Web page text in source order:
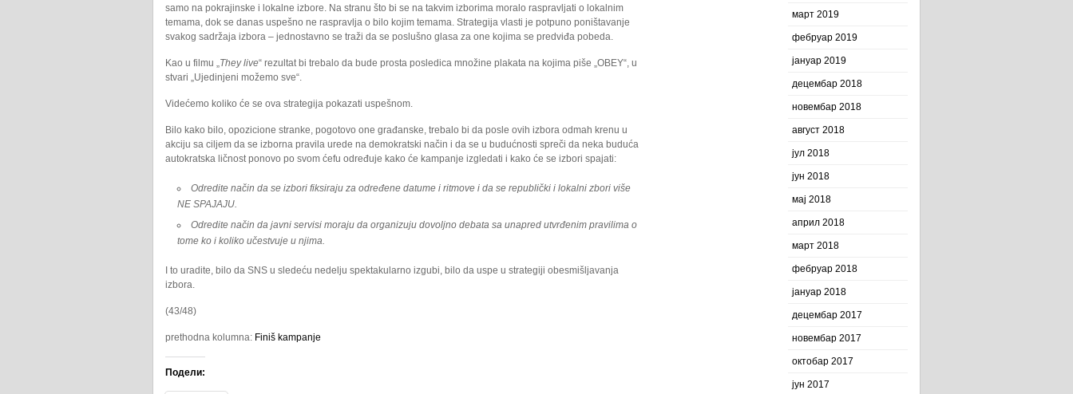
samo na pokrajinske i lokalne izbore. Na stranu što bi se na takvim izborima moralo raspravljati o lokalnim
temama, dok se danas uspešno ne raspravlja o bilo kojim temama. Strategija vlasti je potpuno poništavanje
svakog sadržaja izbora – jednostavno se traži da se poslušno glasa za one kojima se predviđa pobeda.
Kao u filmu „They live“ rezultat bi trebalo da bude prosta posledica množine plakata na kojima piše „OBEY“, u
stvari „Ujedinjeni možemo sve“.
Videćemo koliko će se ova strategija pokazati uspešnom.
Bilo kako bilo, opozicione stranke, pogotovo one građanske, trebalo bi da posle ovih izbora odmah krenu u
akciju sa ciljem da se izborna pravila urede na demokratski način i da se u budućnosti spreči da neka buduća
autokratska ličnost ponovo po svom ćefu određuje kako će kampanje izgledati i kako će se izbori spajati:
Odredite način da se izbori fiksiraju za određene datume i ritmove i da se republički i lokalni zbori više
NE SPAJAJU.
Odredite način da javni servisi moraju da organizuju dovoljno debata sa unapred utvrđenim pravilima o
tome ko i koliko učestvuje u njima.
I to uradite, bilo da SNS u sledeću nedelju spektakularno izgubi, bilo da uspe u strategiji obesmišljavanja
izbora.
(43/48)
prethodna kolumna: Finiš kampanje
Подели:
март 2019
фебруар 2019
јануар 2019
децембар 2018
новембар 2018
август 2018
јул 2018
јун 2018
мај 2018
април 2018
март 2018
фебруар 2018
јануар 2018
децембар 2017
новембар 2017
октобар 2017
јун 2017